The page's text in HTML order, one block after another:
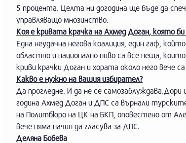
5 процента. Целта ни догодина ще бъде да
управляващо мнозинство.
Коя е кривата крачка на Ахмед Доган, която
Една неудачна негова коалиция, един гаф,
областно и национално ниво са все неща,
криви крачки Доган и хората около него вече
Какво е нужно на вашия избирател?
Да прогледне. И да не се
година Ахмед Доган и ДПС са върнали
на Политбюро на ЦК на БКП, оповестено от
вече няма начин да гласува за ДПС.
Деляна Бобева